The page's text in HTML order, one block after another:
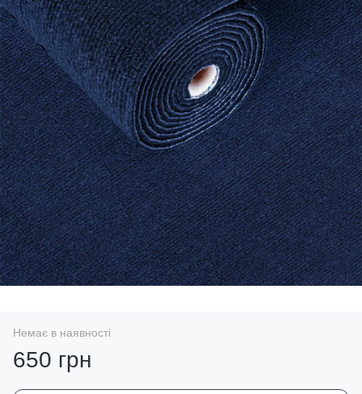
Немає в наявності
650 грн